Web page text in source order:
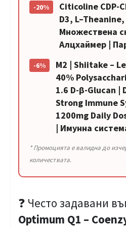
-20%
Citicoline CDP-
D3,
Множествена
Алцхаймер |
-6%
M2 | Shiitake –
40%
1.6 D-β-Glucan |
Strong Immune
1200mg Daily
| Имунна
* Промоцията е валидна до
количествата.
❓ Често задавани
Optimum Q1 –